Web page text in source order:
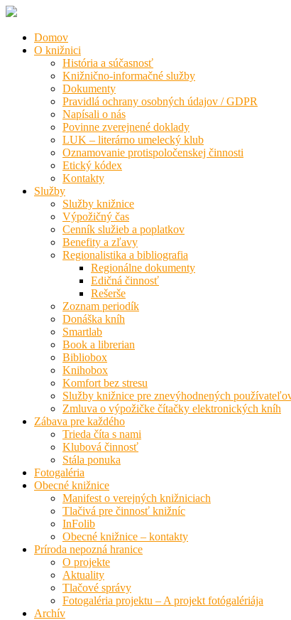
Domov
O knižnici
História a súčasnosť
Knižnično-informačné služby
Dokumenty
Pravidlá ochrany osobných údajov / GDPR
Napísali o nás
Povinne zverejnené doklady
LUK – literárno umelecký klub
Oznamovanie protispoločenskej činnosti
Etický kódex
Kontakty
Služby
Služby knižnice
Výpožičný čas
Cenník služieb a poplatkov
Benefity a zľavy
Regionalistika a bibliografia
Regionálne dokumenty
Edičná činnosť
Rešerše
Zoznam periodík
Donáška kníh
Smartlab
Book a librerian
Bibliobox
Knihobox
Komfort bez stresu
Služby knižnice pre znevýhodnených
Zmluva o výpožičke čítačky elektronických kníh
Zábava pre každého
Trieda číta s nami
Klubová činnosť
Stála ponuka
Fotogaléria
Obecné knižnice
Manifest o verejných knižniciach
Tlačivá pre činnosť knižníc
InFolib
Obecné knižnice – kontakty
Príroda nepozná hranice
O projekte
Aktuality
Tlačové správy
Fotogaléria projektu – A projekt fotógalériája
Archív